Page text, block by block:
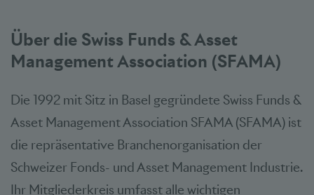
Über die Swiss Funds & Asset
Management Association (SFAMA)
Die 1992 mit Sitz in Basel gegründete Swiss Funds &
Asset Management Association SFAMA (SFAMA) ist
die repräsentative Branchenorganisation der
Schweizer Fonds- und Asset Management Industrie.
Ihr Mitgliederkreis umfasst alle wichtigen